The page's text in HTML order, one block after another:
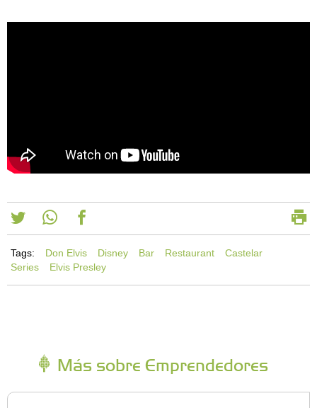
Tags: Don Elvis Disney Bar Restaurant
Castelar
Series
Elvis Presley
Más sobre Emprendedores